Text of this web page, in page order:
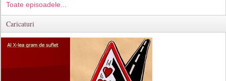
Toate episoadele...
Caricaturi